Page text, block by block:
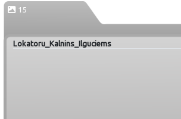
15
Lokatoru_Kalnins_Ilguciems